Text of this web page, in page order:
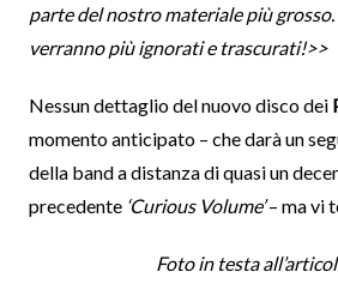
parte del nostro materiale più
verranno più ignorati e trascurati!>>
Nessun dettaglio del nuovo disco dei
momento anticipato – che darà un
della band a distanza di quasi un
precedente ‘Curious Volume’– ma vi
Foto in testa